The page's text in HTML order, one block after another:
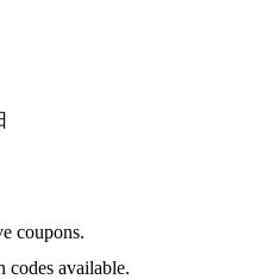
coupons.
codes available.